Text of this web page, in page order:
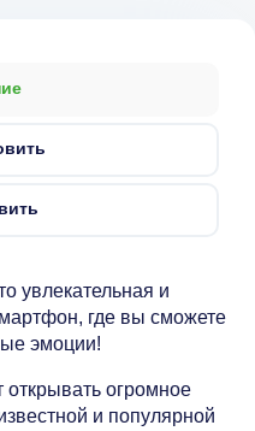
увлекательная и
где вы сможете
эмоции!
открывать огромное
и популярной